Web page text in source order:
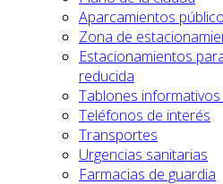
Aparcamientos
Zona de
Estacionamientos
reducida
Tablones
Teléfonos de interés
Transportes
Urgencias sanitarias
Farmacias de guardia